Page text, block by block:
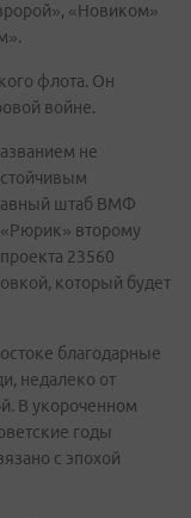
«Новиком»
флота. Он
войне.
не
штаб ВМФ
второму
23560
который будет
благодарные
недалеко от
В укороченном
годы
с эпохой